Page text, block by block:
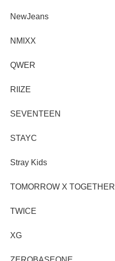
NewJeans
NMIXX
QWER
RIIZE
SEVENTEEN
STAYC
Stray Kids
TOMORROW X TOGETHER
TWICE
XG